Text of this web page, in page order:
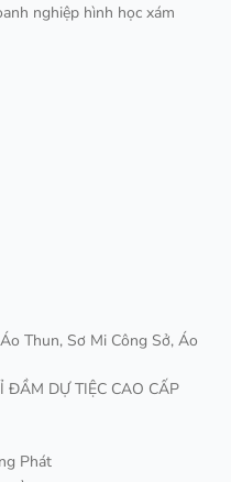
nghiệp hình học xám
Thun, Sơ Mi Công Sở, Áo
ĐẦM DỰ TIỆC CAO CẤP
Phát